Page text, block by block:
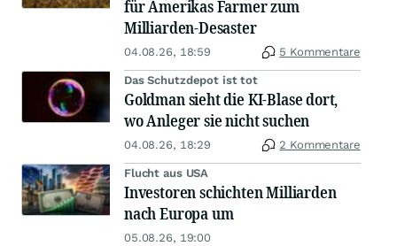
für Amerikas Farmer zum
Milliarden-Desaster
04.08.26, 18:59 5 Kommentare
Das Schutzdepot ist tot
Goldman sieht die KI-Blase dort,
wo Anleger sie nicht suchen
04.08.26, 18:29 2 Kommentare
Flucht aus USA
Investoren schichten Milliarden
nach Europa um
05.08.26, 19:00